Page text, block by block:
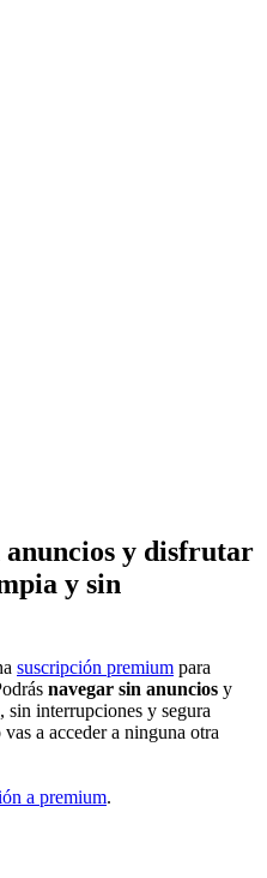
anuncios y disfrutar
y sin
suscripción premium para
navegar sin anuncios y
interrupciones y segura
vas a acceder a ninguna otra
a premium.